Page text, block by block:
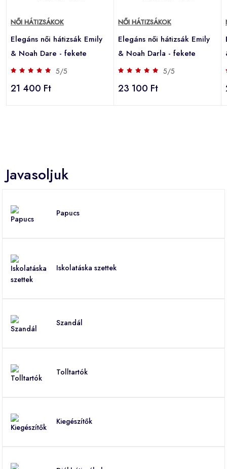
NŐI HÁTIZSÁKOK
Elegáns női hátizsák Emily
& Noah Dare - fekete
5/5
21 400 Ft
NŐI HÁTIZSÁKOK
Elegáns női hátizsák Emily
& Noah Darla - fekete
5/5
23 100 Ft
Javasoljuk
Papucs
Iskolatáska szettek
Szandál
Tolltartók
Kiegészítők